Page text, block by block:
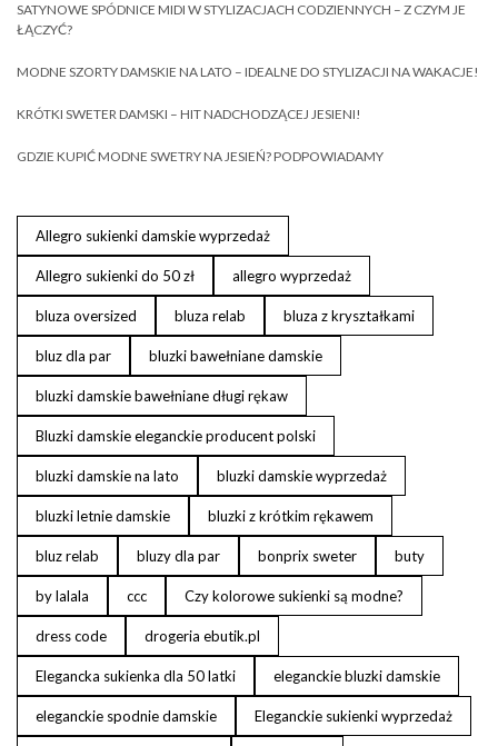
SATYNOWE SPÓDNICE MIDI W STYLIZACJACH CODZIENNYCH – Z CZYM JE
ŁĄCZYĆ?
MODNE SZORTY DAMSKIE NA LATO – IDEALNE DO STYLIZACJI NA WAKACJE!
KRÓTKI SWETER DAMSKI – HIT NADCHODZĄCEJ JESIENI!
GDZIE KUPIĆ MODNE SWETRY NA JESIEŃ? PODPOWIADAMY
Allegro sukienki damskie wyprzedaż
Allegro sukienki do 50 zł allegro wyprzedaż
bluza oversized bluza relab bluza z kryształkami
bluz dla par bluzki bawełniane damskie
bluzki damskie bawełniane długi rękaw
Bluzki damskie eleganckie producent polski
bluzki damskie na lato bluzki damskie wyprzedaż
bluzki letnie damskie bluzki z krótkim rękawem
bluz relab bluzy dla par bonprix sweter buty
by lalala ccc Czy kolorowe sukienki są modne?
dress code drogeria ebutik.pl
Elegancka sukienka dla 50 latki eleganckie bluzki damskie
eleganckie spodnie damskie Eleganckie sukienki wyprzedaż